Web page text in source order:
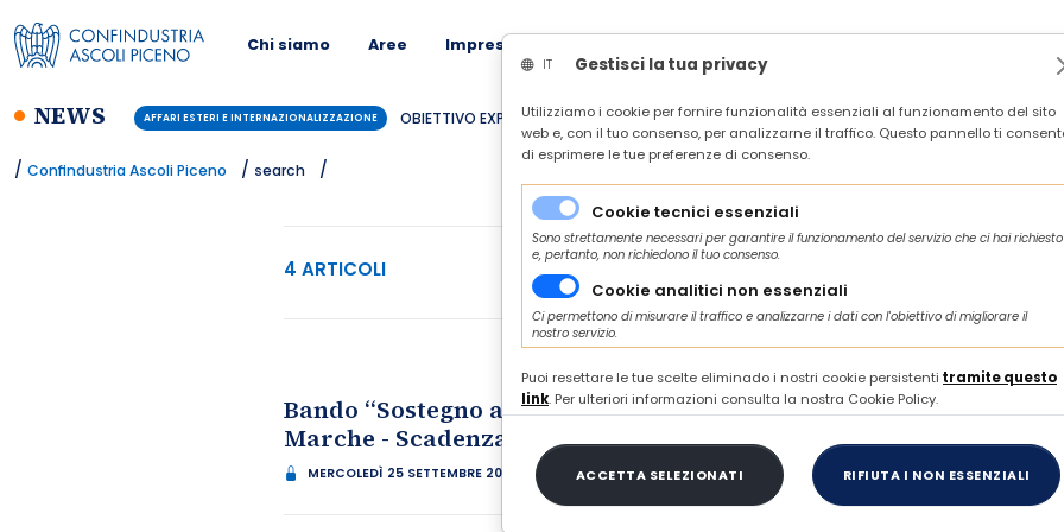
Chi siamo Aree Imprese
NEWS AFFARI ESTERI E INTERNAZIONALIZZAZIONE OBIETTIVO EXPORT: IMPRESE E TERRITORI DEL CENTRO ITALIA VERSO LA CNE 2026 - ROMA, 6
/ Confindustria Ascoli Piceno / search /
4 ARTICOLI
Bando “Sostegno all’avvio e al consolidamento delle start up
Marche - Scadenza: ore 13:00 del 23 ottobre 2024
MERCOLEDÌ 25 SETTEMBRE 2024 FINANZA, CREDITO E INCENTIVI
IT Gestisci la tua privacy
Utilizziamo i cookie per fornire funzionalità essenziali al funzionamento del sito
web e, con il tuo consenso, per analizzarne il traffico. Questo pannello ti
di esprimere le tue preferenze di consenso.
Cookie tecnici essenziali
Sono strettamente necessari per garantire il funzionamento del servizio che ci hai richiesto
e, pertanto, non richiedono il tuo consenso.
Cookie analitici non essenziali
Ci permettono di misurare il traffico e analizzarne i dati con l'obiettivo di migliorare il
nostro servizio.
Puoi resettare le tue scelte eliminado i nostri cookie persistenti tramite questo
link. Per ulteriori informazioni consulta la nostra Cookie Policy.
ACCETTA SELEZIONATI RIFIUTA I NON ESSENZIALI